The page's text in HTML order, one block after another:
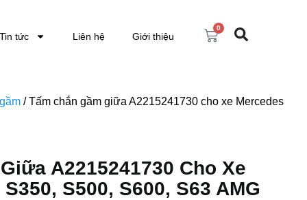
Tin tức Liên hệ Giới thiệu
0
/ Tấm chắn gầm giữa A2215241730 cho xe Mercedes
A2215241730 Cho Xe
S500, S600, S63 AMG